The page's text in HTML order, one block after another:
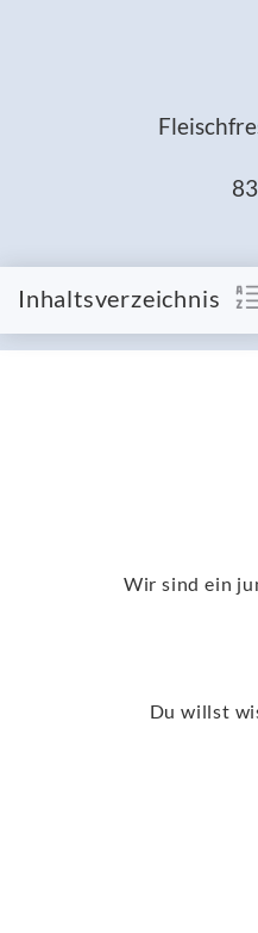
Inhaltsverzeichnis
Wir sind ein
Du willst